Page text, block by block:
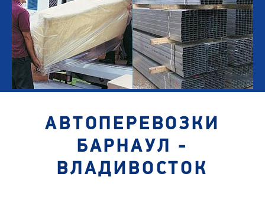
АВТОПЕРЕВОЗКИ
БАРНАУЛ -
ВЛАДИВОСТОК